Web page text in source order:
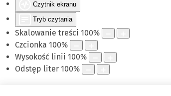
Czytnik ekranu
Tryb czytania
Skalowanie treści 100%
Czcionka 100%
Wysokość linii 100%
Odstęp liter 100%